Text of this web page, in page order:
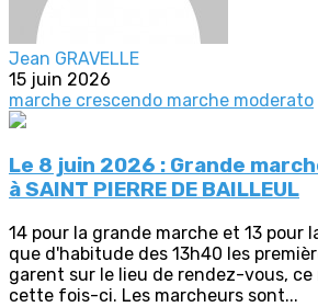
Jean GRAVELLE
15 juin 2026
marche crescendo marche moderato
Le 8 juin 2026 : Grande
à SAINT PIERRE DE BAILLEUL
14 pour la grande marche et 13 pour
que d'habitude des 13h40 les
garent sur le lieu de rendez-vous,
cette fois-ci. Les marcheurs sont...